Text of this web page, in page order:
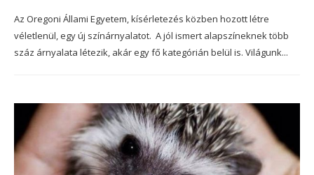
Az Oregoni Állami Egyetem, kísérletezés közben hozott létre
véletlenül, egy új színárnyalatot. A jól ismert alapszíneknek több
száz árnyalata létezik, akár egy fő kategórián belül is. Világunk...